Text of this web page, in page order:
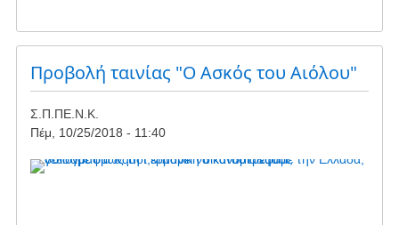
Επίσκεψη
στην
Όχη
και
-
Κυριακή
Προβολή ταινίας "Ο Ασκός του Αιόλου"
Σ.Π.ΠΕ.Ν.Κ.
Πέμ, 10/25/2018 - 11:40